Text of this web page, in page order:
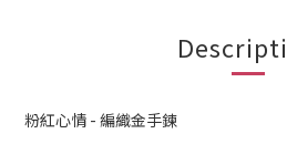
粉紅心情 - 編織金手鍊